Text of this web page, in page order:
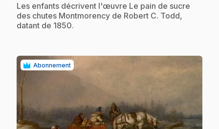
.Les enfants décrivent l'œuvre Le pain de sucre
des chutes Montmorency de Robert C. Todd,
datant de 1850.
Abonnement